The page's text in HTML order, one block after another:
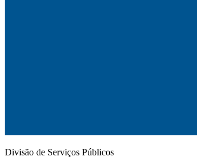
Divisão de Serviços Públicos